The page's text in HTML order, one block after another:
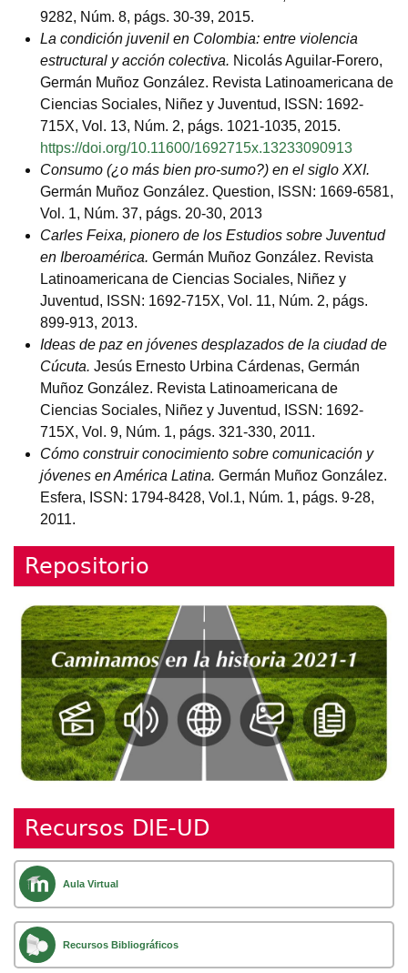
9282, Núm. 8, págs. 30-39, 2015.
La condición juvenil en Colombia: entre violencia
estructural y acción colectiva. Nicolás Aguilar-Forero,
Germán Muñoz González. Revista Latinoamericana de
Ciencias Sociales, Niñez y Juventud, ISSN: 1692-
715X, Vol. 13, Núm. 2, págs. 1021-1035, 2015.
https://doi.org/10.11600/1692715x.13233090913
Consumo (¿o más bien pro-sumo?) en el siglo XXI.
Germán Muñoz González. Question, ISSN: 1669-6581,
Vol. 1, Núm. 37, págs. 20-30, 2013
Carles Feixa, pionero de los Estudios sobre Juventud
en Iberoamérica. Germán Muñoz González. Revista
Latinoamericana de Ciencias Sociales, Niñez y
Juventud, ISSN: 1692-715X, Vol. 11, Núm. 2, págs.
899-913, 2013.
Ideas de paz en jóvenes desplazados de la ciudad de
Cúcuta. Jesús Ernesto Urbina Cárdenas, Germán
Muñoz González. Revista Latinoamericana de
Ciencias Sociales, Niñez y Juventud, ISSN: 1692-
715X, Vol. 9, Núm. 1, págs. 321-330, 2011.
Cómo construir conocimiento sobre comunicación y
jóvenes en América Latina. Germán Muñoz González.
Esfera, ISSN: 1794-8428, Vol.1, Núm. 1, págs. 9-28,
2011.
Repositorio
Recursos DIE-UD
Aula Virtual
Recursos Bibliográficos